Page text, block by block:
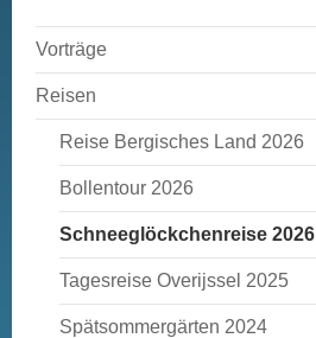
Vorträge
Reisen
Reise Bergisches Land 2026
Bollentour 2026
Schneeglöckchenreise 2026
Tagesreise Overijssel 2025
Spätsommergärten 2024